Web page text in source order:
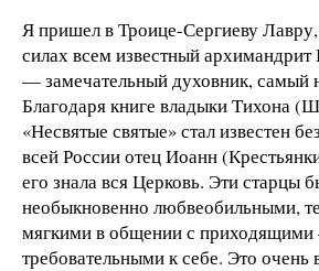
Я пришел в Троице-Сергиеву
силах всем известный
— замечательный духовник, самый
Благодаря книге владыки Тихона
«Несвятые святые» стал известен
всей России отец Иоанн
его знала вся Церковь. Эти старцы
необыкновенно любвеобильными,
мягкими в общении с
требовательными к себе. Это